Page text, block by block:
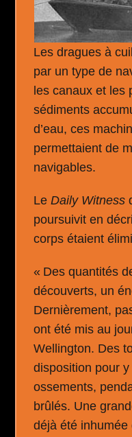
Les dragues à
par un type de
les canaux et les
sédiments
d’eau, ces
permettaient de
navigables.
LeDaily Witness
poursuivit en
corps étaient
« Des quantités
découverts, un
Dernièrement,
ont été mis au
Wellington. Des
disposition pour
ossements,
brûlés. Une
déjà été